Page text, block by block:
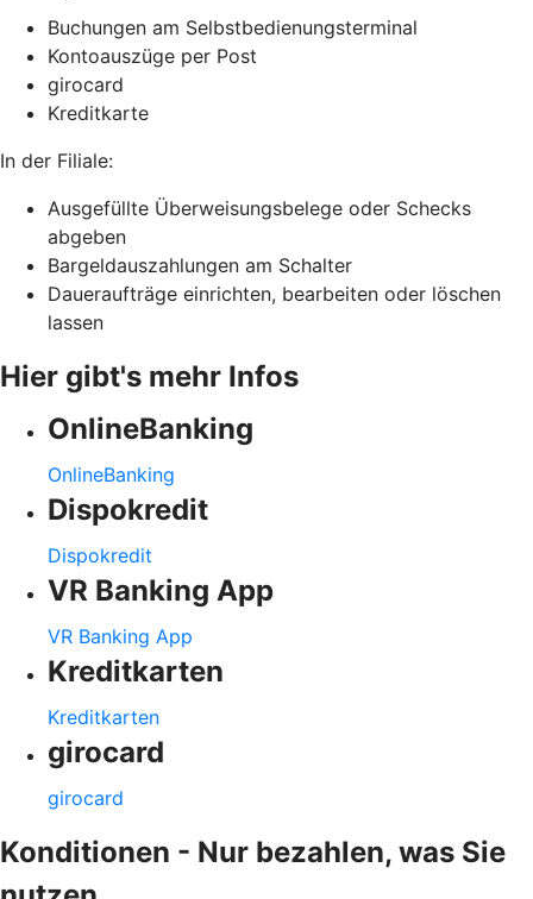
Buchungen am Selbstbedienungsterminal
Kontoauszüge per Post
girocard
Kreditkarte
In der Filiale:
Ausgefüllte Überweisungsbelege oder Schecks
abgeben
Bargeldauszahlungen am Schalter
Daueraufträge einrichten, bearbeiten oder löschen
lassen
Hier gibt's mehr Infos
OnlineBanking
OnlineBanking
Dispokredit
Dispokredit
VR Banking App
VR Banking App
Kreditkarten
Kreditkarten
girocard
girocard
Konditionen - Nur bezahlen, was Sie